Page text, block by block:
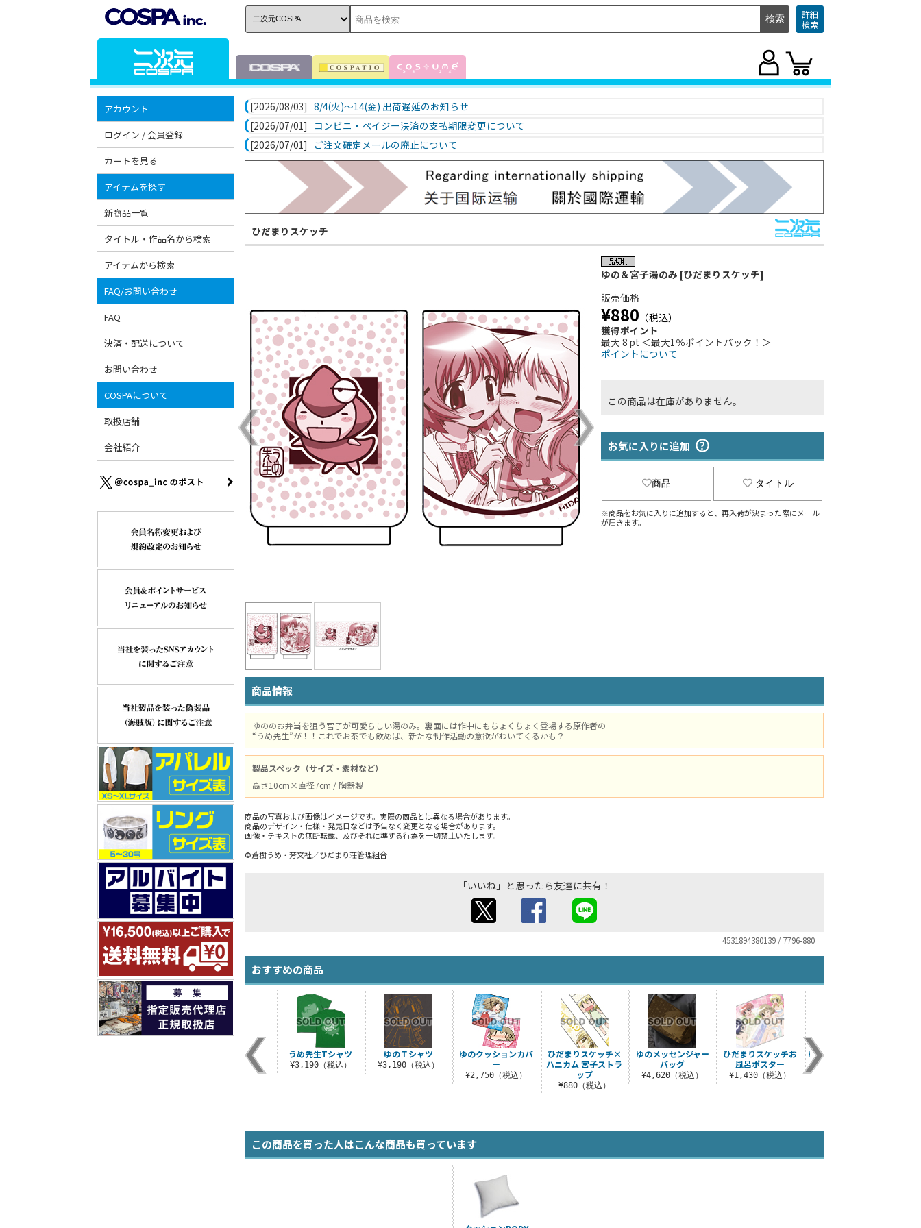
詳細
検索
アカウント
ログイン / 会員登録
カートを見る
アイテムを探す
新商品一覧
タイトル・作品名から検索
アイテムから検索
FAQ/お問い合わせ
FAQ
決済・配送について
お問い合わせ
COSPAについて
取扱店舗
会社紹介
[2026/08/03] 8/4(火)～14(金) 出荷遅延のお知らせ
[2026/07/01]
コンビニ・ペイジー決済の支払期限変更について
[2026/07/01]
ご注文確定メールの廃止について
ひだまりスケッチ
ゆの＆宮子湯のみ [ひだまりスケッチ]
販売価格
¥880 （税込）
獲得ポイント
最大 8 pt ＜最大1％ポイントバック！＞
ポイントについて
この商品は在庫がありません。
お気に入りに追加
商品 タイトル
※商品をお気に入りに追加すると、再入荷が決まった際にメール
が届きます。
商品情報
ゆののお弁当を狙う宮子が可愛らしい湯のみ。裏面には作中にもちょくちょく登場する原作者の
“うめ先生”が！！これでお茶でも飲めば、新たな制作活動の意欲がわいてくるかも？
製品スペック（サイズ・素材など）
高さ10cm×直径7cm / 陶器製
商品の写真および画像はイメージです。実際の商品とは異なる場合があります。
商品のデザイン・仕様・発売日などは予告なく変更となる場合があります。
画像・テキストの無断転載、及びそれに準ずる行為を一切禁止いたします。
©蒼樹うめ・芳文社／ひだまり荘管理組合
「いいね」と思ったら友達に共有！
4531894380139 / 7796-880
おすすめの商品
ゆのクッションカバ
ー
¥2,750（税込）
ひだまりスケッチ×
ハニカム 宮子ストラ
ップ
¥880（税込）
ゆのメッセンジャー
バッグ
¥4,620（税込）
ひだまりスケッチお
風呂ポスター
¥1,430（税込）
ゆのカレッジTシャツ
¥3,190（税込）
宮子Ｔシャツ
¥3,190（税込）
うめ先生Tシャツ
¥3,190（税込）
ゆのＴシャツ
¥3,190（税込）
この商品を買った人はこんな商品も買っています